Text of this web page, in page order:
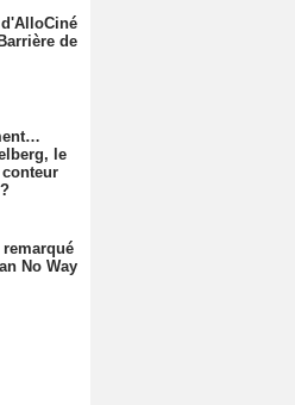
d'AlloCiné
de
le
No Way